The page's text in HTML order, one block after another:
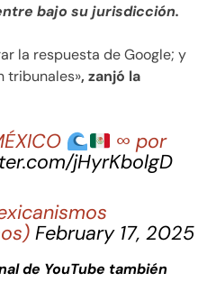
bajo su jurisdicción.
la respuesta de Google; y
tribunales», zanjó la
∞ por
jHyrKbolgD
February 17, 2025
de YouTube también